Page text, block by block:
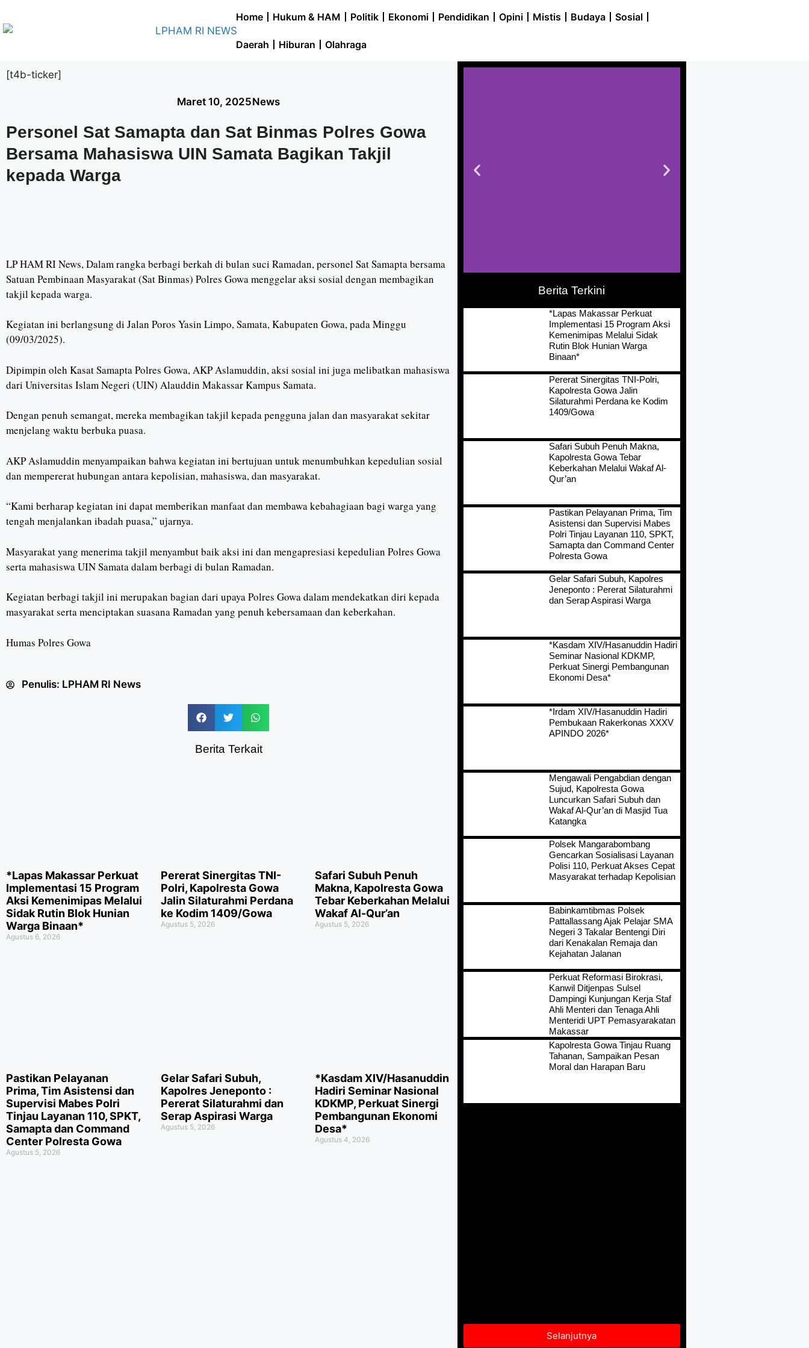
Home Hukum & HAM Politik Ekonomi Pendidikan Opini Mistis Budaya Sosial
Daerah Hiburan Olahraga
[t4b-ticker]
Maret 10, 2025News
Personel Sat Samapta dan Sat Binmas Polres Gowa
Bersama Mahasiswa UIN Samata Bagikan Takjil
kepada Warga
LP HAM RI News, Dalam rangka berbagi berkah di bulan suci Ramadan, personel Sat Samapta bersama
Satuan Pembinaan Masyarakat (Sat Binmas) Polres Gowa menggelar aksi sosial dengan membagikan
takjil kepada warga.
Kegiatan ini berlangsung di Jalan Poros Yasin Limpo, Samata, Kabupaten Gowa, pada Minggu
(09/03/2025).
Dipimpin oleh Kasat Samapta Polres Gowa, AKP Aslamuddin, aksi sosial ini juga melibatkan mahasiswa
dari Universitas Islam Negeri (UIN) Alauddin Makassar Kampus Samata.
Dengan penuh semangat, mereka membagikan takjil kepada pengguna jalan dan masyarakat sekitar
menjelang waktu berbuka puasa.
AKP Aslamuddin menyampaikan bahwa kegiatan ini bertujuan untuk menumbuhkan kepedulian sosial
dan mempererat hubungan antara kepolisian, mahasiswa, dan masyarakat.
“Kami berharap kegiatan ini dapat memberikan manfaat dan membawa kebahagiaan bagi warga yang
tengah menjalankan ibadah puasa,” ujarnya.
Masyarakat yang menerima takjil menyambut baik aksi ini dan mengapresiasi kepedulian Polres Gowa
serta mahasiswa UIN Samata dalam berbagi di bulan Ramadan.
Kegiatan berbagi takjil ini merupakan bagian dari upaya Polres Gowa dalam mendekatkan diri kepada
masyarakat serta menciptakan suasana Ramadan yang penuh kebersamaan dan keberkahan.
Humas Polres Gowa
Penulis: LPHAM RI News
Berita Terkait
*Lapas Makassar Perkuat
Implementasi 15 Program
Aksi Kemenimipas Melalui
Sidak Rutin Blok Hunian
Warga Binaan*
Agustus 6, 2026
Pererat Sinergitas TNI-
Polri, Kapolresta Gowa
Jalin Silaturahmi Perdana
ke Kodim 1409/Gowa
Agustus 5, 2026
Safari Subuh Penuh
Makna, Kapolresta Gowa
Tebar Keberkahan Melalui
Wakaf Al-Qur’an
Agustus 5, 2026
Pastikan Pelayanan
Prima, Tim Asistensi dan
Supervisi Mabes Polri
Tinjau Layanan 110, SPKT,
Samapta dan Command
Center Polresta Gowa
Agustus 5, 2026
Gelar Safari Subuh,
Kapolres Jeneponto :
Pererat Silaturahmi dan
Serap Aspirasi Warga
Agustus 5, 2026
*Kasdam XIV/Hasanuddin
Hadiri Seminar Nasional
KDKMP, Perkuat Sinergi
Pembangunan Ekonomi
Desa*
Agustus 4, 2026
Berita Terkini
*Lapas Makassar Perkuat
Implementasi 15 Program Aksi
Kemenimipas Melalui Sidak
Rutin Blok Hunian Warga
Binaan*
Pererat Sinergitas TNI-Polri,
Kapolresta Gowa Jalin
Silaturahmi Perdana ke Kodim
1409/Gowa
Safari Subuh Penuh Makna,
Kapolresta Gowa Tebar
Keberkahan Melalui Wakaf Al-
Qur’an
Pastikan Pelayanan Prima, Tim
Asistensi dan Supervisi Mabes
Polri Tinjau Layanan 110, SPKT,
Samapta dan Command Center
Polresta Gowa
Gelar Safari Subuh, Kapolres
Jeneponto : Pererat Silaturahmi
dan Serap Aspirasi Warga
*Kasdam XIV/Hasanuddin Hadiri
Seminar Nasional KDKMP,
Perkuat Sinergi Pembangunan
Ekonomi Desa*
*Irdam XIV/Hasanuddin Hadiri
Pembukaan Rakerkonas XXXV
APINDO 2026*
Mengawali Pengabdian dengan
Sujud, Kapolresta Gowa
Luncurkan Safari Subuh dan
Wakaf Al-Qur’an di Masjid Tua
Katangka
Polsek Mangarabombang
Gencarkan Sosialisasi Layanan
Polisi 110, Perkuat Akses Cepat
Masyarakat terhadap Kepolisian
Babinkamtibmas Polsek
Pattallassang Ajak Pelajar SMA
Negeri 3 Takalar Bentengi Diri
dari Kenakalan Remaja dan
Kejahatan Jalanan
Perkuat Reformasi Birokrasi,
Kanwil Ditjenpas Sulsel
Dampingi Kunjungan Kerja Staf
Ahli Menteri dan Tenaga Ahli
Menteridi UPT Pemasyarakatan
Makassar
Kapolresta Gowa Tinjau Ruang
Tahanan, Sampaikan Pesan
Moral dan Harapan Baru
Selanjutnya